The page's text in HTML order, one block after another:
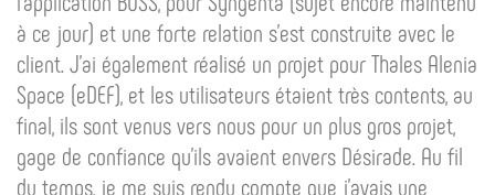
à ce jour) et une forte relation s’est construite avec le
client. J’ai également réalisé un projet pour Thales Alenia
Space (eDEF), et les utilisateurs étaient très contents, au
final, ils sont venus vers nous pour un plus gros projet,
gage de confiance qu’ils avaient envers Désirade. Au fil
du temps, je me suis rendu compte que j’avais une